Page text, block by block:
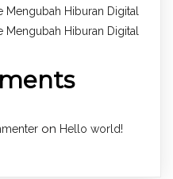
Mengubah Hiburan Digital
Mengubah Hiburan Digital
on Hello world!